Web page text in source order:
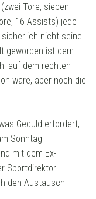
Tore, sieben
16 Assists) jede
nicht seine
geworden ist dem
auf dem rechten
wäre, aber noch die
Geduld erfordert,
Sonntag
mit dem Ex-
Sportdirektor
den Austausch